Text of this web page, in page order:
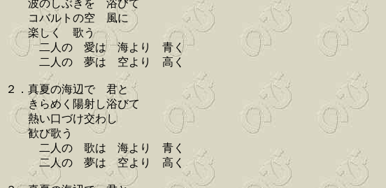
波のしぶきを 浴びて
コバルトの空 風に
楽しく 歌う
二人の 愛は 海より 青く
二人の 夢は 空より 高く
２．真夏の海辺で 君と
きらめく陽射し浴びて
熱い口づけ交わし
歓び歌う
二人の 歌は 海より 青く
二人の 夢は 空より 高く